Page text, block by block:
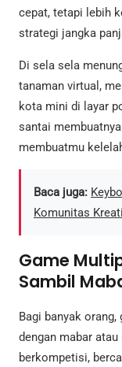
cepat, tetapi lebih
strategi jangka
Di sela sela
tanaman virtual,
kota mini di layar
santai
membuatmu
Baca juga:
Komunitas
Game
Sambil
Bagi banyak
dengan mabar
berkompetisi,